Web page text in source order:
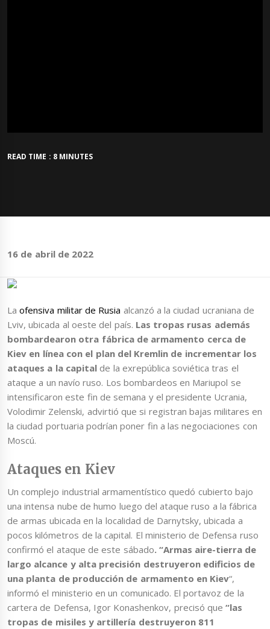
READ TIME : 8 MINUTES
16 de abril de 2022
Laofensiva militar de Rusia alcanzó a la ciudad ucraniana de
Lviv, ubicada al oeste del país. Las tropas rusas además
bombardearon otra fábrica de armamento cerca de
Kiev en línea con el plan del Kremlin de incrementar los
ataques a la capitalde la exrepública soviética tras el
ataque a un navío ruso. Los bombardeos en Mariupol se
intensificaron este fin de semana y el presidente Ucrania,
Volodimir Zelenski, advirtió que si registran bajas militares en
la ciudad portuaria podrían poner fin a las negociaciones con
Moscú.
Ataques en Kiev
Un complejo industrial armamentístico quedó cubierto bajo
una intensa nube de humo luego del ataque ruso a la fábrica
de armas ubicada en la localidad de Darnytsky, ubicada a
pocos kilómetros de la capital. El ministerio de Defensa ruso
confirmó el ataque de este sábado. “Armas aire-tierra de
largo alcance y alta precisión destruyeron edificios de
una planta de producción de armamento en Kiev“,
informó el ministerio en un comunicado. El portavoz de la
cartera de Defensa, Igor Konashenkov, precisó que“las
tropas de misiles y artillería destruyeron 811